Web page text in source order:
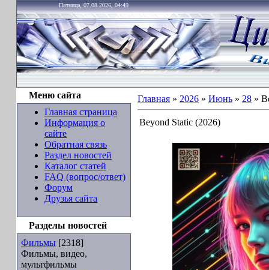
Пятница, 07.08.2026, 04:49
Меню сайта
Главная страница
Информация о
сайте
Обратная связь
Раздел новостей
Каталог статей
FAQ (вопрос/ответ)
Форум
Друзья сайта
Разделы новостей
Фильмы [2318]
Фильмы, видео,
мультфильмы
Главная » 2026 » Июнь » 28 »
Beyond Static (2026)